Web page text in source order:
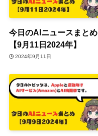
今日のAIニュースまとめ
【9月11日2024年】
2024年9月11日